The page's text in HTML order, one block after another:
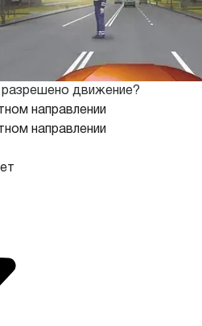
движение?
направлении
направлении